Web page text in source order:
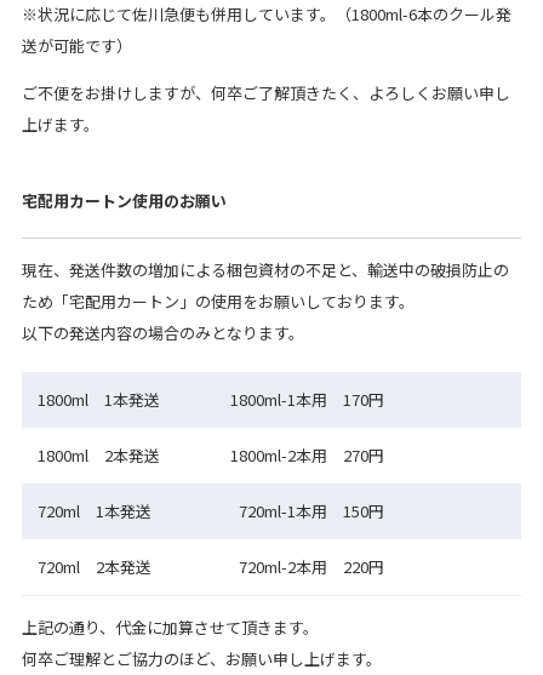
※状況に応じて佐川急便も併用しています。（1800ml-6本のクール発
送が可能です）
ご不便をお掛けしますが、何卒ご了解頂きたく、よろしくお願い申し
上げます。
宅配用カートン使用のお願い
現在、発送件数の増加による梱包資材の不足と、輸送中の破損防止の
ため「宅配用カートン」の使用をお願いしております。
以下の発送内容の場合のみとなります。
1800ml 1本発送 1800ml-1本用 170円
1800ml 2本発送 1800ml-2本用 270円
720ml 1本発送 720ml-1本用 150円
720ml 2本発送 720ml-2本用 220円
上記の通り、代金に加算させて頂きます。
何卒ご理解とご協力のほど、お願い申し上げます。